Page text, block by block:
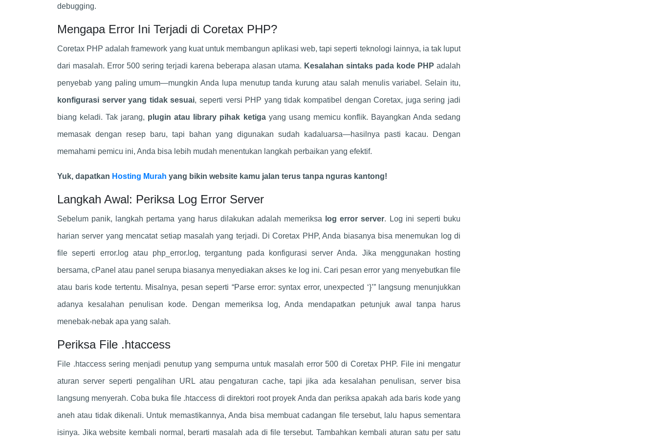
debugging.
Mengapa Error Ini Terjadi di Coretax PHP?
Coretax PHP adalah framework yang kuat untuk membangun aplikasi web, tapi seperti teknologi lainnya, ia tak luput
dari masalah. Error 500 sering terjadi karena beberapa alasan utama. Kesalahan sintaks pada kode PHP adalah
penyebab yang paling umum—mungkin Anda lupa menutup tanda kurung atau salah menulis variabel. Selain itu,
konfigurasi server yang tidak sesuai, seperti versi PHP yang tidak kompatibel dengan Coretax, juga sering jadi
biang keladi. Tak jarang, plugin atau library pihak ketigayang usang memicu konflik. Bayangkan Anda sedang
memasak dengan resep baru, tapi bahan yang digunakan sudah kadaluarsa—hasilnya pasti kacau. Dengan
memahami pemicu ini, Anda bisa lebih mudah menentukan langkah perbaikan yang efektif.
Yuk, dapatkan Hosting Murah yang bikin website kamu jalan terus tanpa nguras kantong!
Langkah Awal: Periksa Log Error Server
Sebelum panik, langkah pertama yang harus dilakukan adalah memeriksa log error server. Log ini seperti buku
harian server yang mencatat setiap masalah yang terjadi. Di Coretax PHP, Anda biasanya bisa menemukan log di
file seperti error.log atau php_error.log, tergantung pada konfigurasi server Anda. Jika menggunakan hosting
bersama, cPanel atau panel serupa biasanya menyediakan akses ke log ini. Cari pesan error yang menyebutkan file
atau baris kode tertentu. Misalnya, pesan seperti “Parse error: syntax error, unexpected ‘}’” langsung menunjukkan
adanya kesalahan penulisan kode. Dengan memeriksa log, Anda mendapatkan petunjuk awal tanpa harus
menebak-nebak apa yang salah.
Periksa File .htaccess
File .htaccess sering menjadi penutup yang sempurna untuk masalah error 500 di Coretax PHP. File ini mengatur
aturan server seperti pengalihan URL atau pengaturan cache, tapi jika ada kesalahan penulisan, server bisa
langsung menyerah. Coba buka file .htaccess di direktori root proyek Anda dan periksa apakah ada baris kode yang
aneh atau tidak dikenali. Untuk memastikannya, Anda bisa membuat cadangan file tersebut, lalu hapus sementara
isinya. Jika website kembali normal, berarti masalah ada di file tersebut. Tambahkan kembali aturan satu per satu